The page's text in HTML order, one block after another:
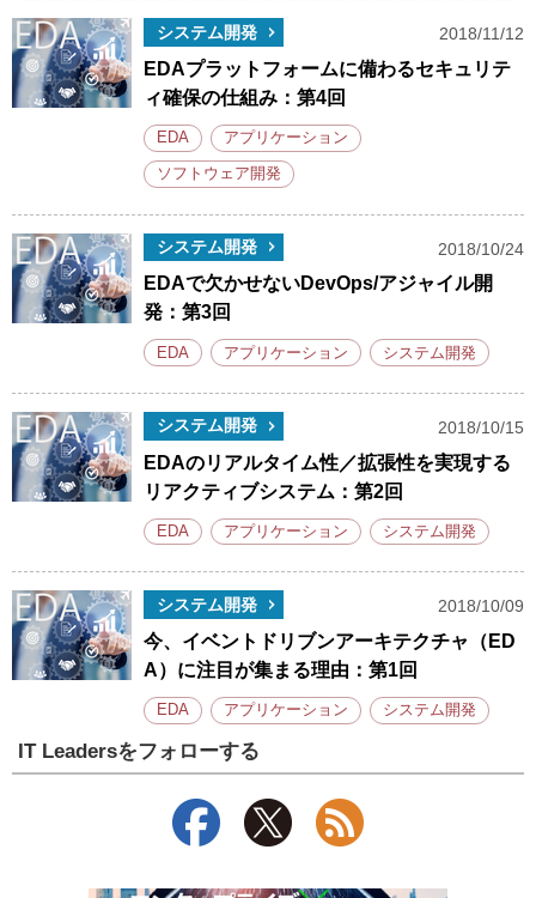
システム開発 2018/11/12
EDAプラットフォームに備わるセキュリテ
ィ確保の仕組み：第4回
EDA アプリケーション
ソフトウェア開発
システム開発 2018/10/24
EDAで欠かせないDevOps/アジャイル開
発：第3回
EDA アプリケーション システム開発
システム開発 2018/10/15
EDAのリアルタイム性／拡張性を実現する
リアクティブシステム：第2回
EDA アプリケーション システム開発
システム開発 2018/10/09
今、イベントドリブンアーキテクチャ（ED
A）に注目が集まる理由：第1回
EDA アプリケーション システム開発
IT Leadersをフォローする